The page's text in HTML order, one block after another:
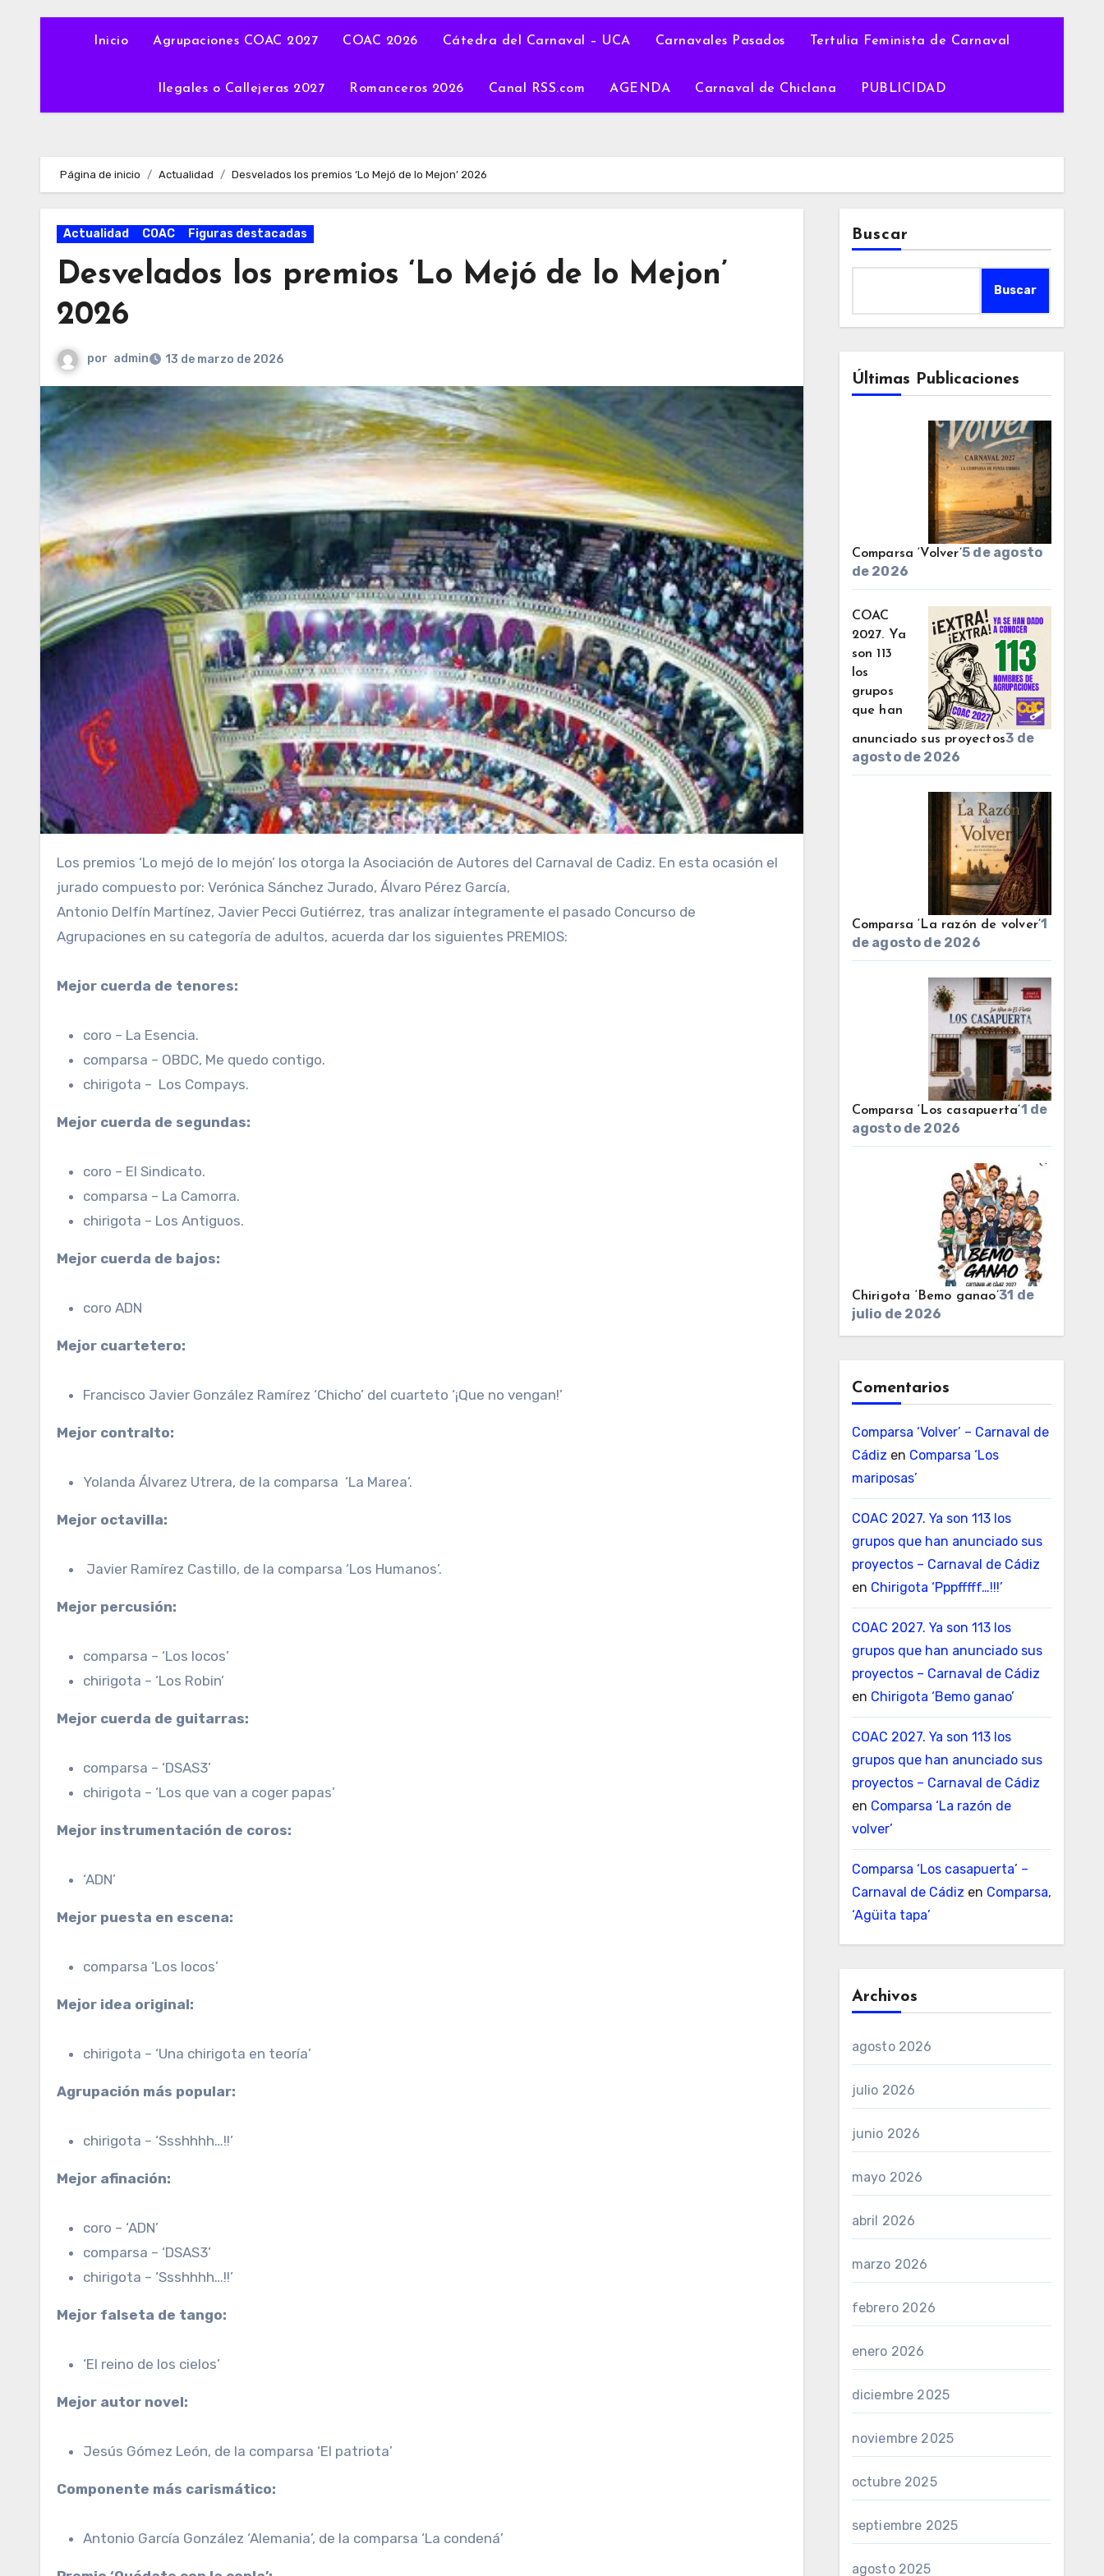
Inicio Agrupaciones COAC 2027 COAC 2026 Cátedra del Carnaval – UCA Carnavales Pasados Tertulia Feminista de Carnaval
Ilegales o Callejeras 2027 Romanceros 2026 Canal RSS.com AGENDA Carnaval de Chiclana PUBLICIDAD
Página de inicio Actualidad Desvelados los premios ‘Lo Mejó de lo Mejon’ 2026
Actualidad COAC Figuras destacadas
Desvelados los premios ‘Lo Mejó de lo Mejon’
2026
por admin 13 de marzo de 2026
Los premios ‘Lo mejó de lo mejón’ los otorga la Asociación de Autores del Carnaval de Cadiz. En esta ocasión el
jurado compuesto por: Verónica Sánchez Jurado, Álvaro Pérez García,
Antonio Delfín Martínez, Javier Pecci Gutiérrez, tras analizar íntegramente el pasado Concurso de
Agrupaciones en su categoría de adultos, acuerda dar los siguientes PREMIOS:
Mejor cuerda de tenores:
coro – La Esencia.
comparsa – OBDC, Me quedo contigo.
chirigota – Los Compays.
Mejor cuerda de segundas:
coro – El Sindicato.
comparsa – La Camorra.
chirigota – Los Antiguos.
Mejor cuerda de bajos:
coro ADN
Mejor cuartetero:
Francisco Javier González Ramírez ‘Chicho’ del cuarteto ‘¡Que no vengan!’
Mejor contralto:
Yolanda Álvarez Utrera, de la comparsa ‘La Marea’.
Mejor octavilla:
Javier Ramírez Castillo, de la comparsa ‘Los Humanos’.
Mejor percusión:
comparsa – ‘Los locos’
chirigota – ‘Los Robin’
Mejor cuerda de guitarras:
comparsa – ‘DSAS3’
chirigota – ‘Los que van a coger papas’
Mejor instrumentación de coros:
‘ADN’
Mejor puesta en escena:
comparsa ‘Los locos’
Mejor idea original:
chirigota – ‘Una chirigota en teoría’
Agrupación más popular:
chirigota – ‘Ssshhhh…!!’
Mejor afinación:
coro – ‘ADN’
comparsa – ‘DSAS3’
chirigota – ‘Ssshhhh…!!’
Mejor falseta de tango:
‘El reino de los cielos’
Mejor autor novel:
Jesús Gómez León, de la comparsa ‘El patriota’
Componente más carismático:
Antonio García González ‘Alemania’, de la comparsa ‘La condená’
Buscar
Buscar
Últimas Publicaciones
Comparsa ‘Volver’5 de agosto
de 2026
COAC
2027. Ya
son 113
los
grupos
que han
anunciado sus proyectos3 de
agosto de 2026
Comparsa ‘La razón de volver’1
de agosto de 2026
Comparsa ‘Los casapuerta’1 de
agosto de 2026
Chirigota ‘Bemo ganao’31 de
julio de 2026
Comentarios
Comparsa ‘Volver’ – Carnaval de
Cádiz en Comparsa ‘Los
mariposas’
COAC 2027. Ya son 113 los
grupos que han anunciado sus
proyectos – Carnaval de Cádiz
en Chirigota ‘Pppfffff…!!!’
COAC 2027. Ya son 113 los
grupos que han anunciado sus
proyectos – Carnaval de Cádiz
en Chirigota ‘Bemo ganao’
COAC 2027. Ya son 113 los
grupos que han anunciado sus
proyectos – Carnaval de Cádiz
en Comparsa ‘La razón de
volver’
Comparsa ‘Los casapuerta’ –
Carnaval de Cádiz en Comparsa,
‘Agüita tapa’
Archivos
agosto 2026
julio 2026
junio 2026
mayo 2026
abril 2026
marzo 2026
febrero 2026
enero 2026
diciembre 2025
noviembre 2025
octubre 2025
septiembre 2025
agosto 2025